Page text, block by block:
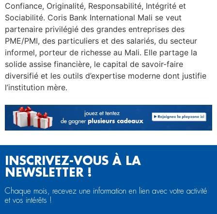
Confiance, Originalité, Responsabilité, Intégrité et
Sociabilité. Coris Bank International Mali se veut
partenaire privilégié des grandes entreprises des
PME/PMI, des particuliers et des salariés, du secteur
informel, porteur de richesse au Mali. Elle partage la
solide assise financière, le capital de savoir-faire
diversifié et les outils d’expertise moderne dont justifie
l’institution mère.
INSCRIVEZ-VOUS À LA
NEWSLETTER !
Chaque mois, recevez une information en lien avec votre activité
et vos intérêts !